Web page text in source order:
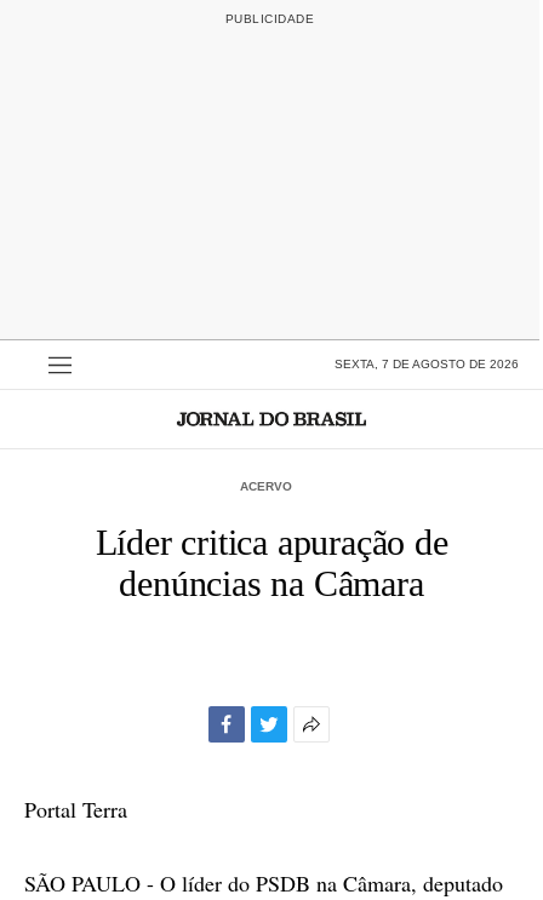
SEXTA, 7 DE AGOSTO DE 2026
ACERVO
Líder critica apuração de
denúncias na Câmara
Portal Terra
SÃO PAULO - O líder do PSDB na Câmara, deputado